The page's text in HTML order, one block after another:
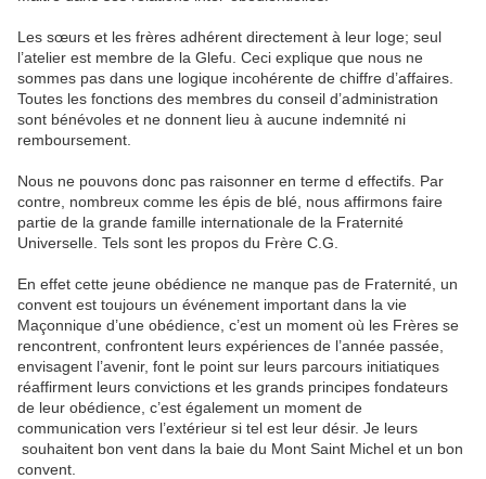
Les sœurs et les frères adhérent directement à leur loge; seul
l’atelier est membre de la Glefu. Ceci explique que nous ne
sommes pas dans une logique incohérente de chiffre d’affaires.
Toutes les fonctions des membres du conseil d’administration
sont bénévoles et ne donnent lieu à aucune indemnité ni
remboursement.
Nous ne pouvons donc pas raisonner en terme d effectifs. Par
contre, nombreux comme les épis de blé, nous affirmons faire
partie de la grande famille internationale de la Fraternité
Universelle. Tels sont les propos du Frère C.G.
En effet cette jeune obédience ne manque pas de Fraternité, un
convent est toujours un événement important dans la vie
Maçonnique d’une obédience, c’est un moment où les Frères se
rencontrent, confrontent leurs expériences de l’année passée,
envisagent l’avenir, font le point sur leurs parcours initiatiques
réaffirment leurs convictions et les grands principes fondateurs
de leur obédience, c’est également un moment de
communication vers l’extérieur si tel est leur désir. Je leurs
souhaitent bon vent dans la baie du Mont Saint Michel et un bon
convent.